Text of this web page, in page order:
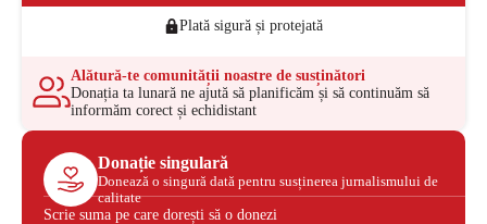
Plată sigură și protejată
Alătură-te comunității noastre de susținători
Donația ta lunară ne ajută să planificăm și să continuăm să
informăm corect și echidistant
Donație singulară
Donează o singură dată pentru susținerea jurnalismului de
calitate
Scrie suma pe care dorești să o donezi